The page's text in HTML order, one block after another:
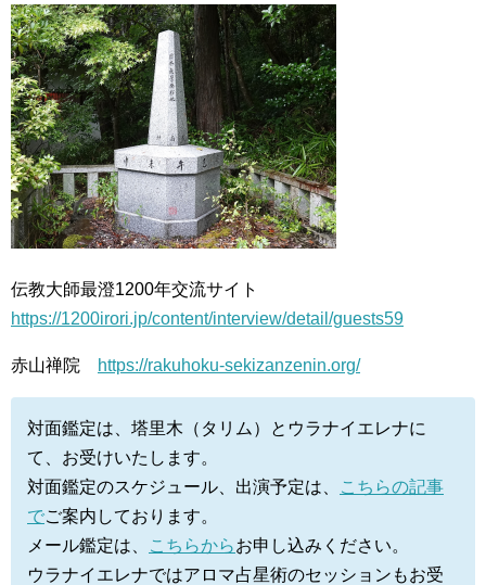
伝教大師最澄1200年交流サイト
https://1200irori.jp/content/interview/detail/guests59
赤山禅院 https://rakuhoku-sekizanzenin.org/
対面鑑定は、塔里木（タリム）とウラナイエレナに
て、お受けいたします。
対面鑑定のスケジュール、出演予定は、
こちらの記事
でご案内しております。
メール鑑定は、
こちらからお申し込みください。
ウラナイエレナではアロマ占星術のセッションもお受